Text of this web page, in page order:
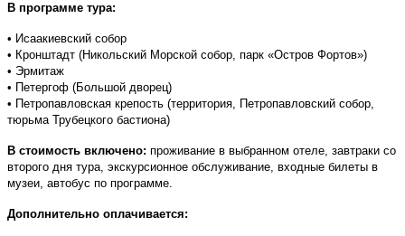
В программе тура:
• Исаакиевский собор
• Кронштадт (Никольский Морской собор, парк «Остров Фортов»)
• Эрмитаж
• Петергоф (Большой дворец)
• Петропавловская крепость (территория, Петропавловский собор,
тюрьма Трубецкого бастиона)
В стоимость включено: проживание в выбранном отеле, завтраки со
второго дня тура, экскурсионное обслуживание, входные билеты в
музеи, автобус по программе.
Дополнительно оплачивается: